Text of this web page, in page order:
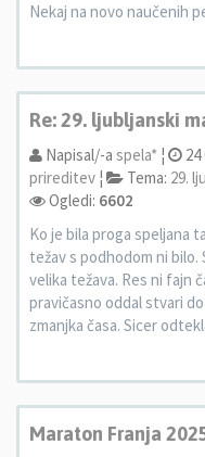
Nekaj na novo naučenih
Re: 29. ljubljanski
Napisal/-a spela* ¦ 24
prireditev ¦ Tema: 29.
Ogledi: 6602
Ko je bila proga speljana
težav s podhodom ni
velika težava. Res ni fajn
pravičasno oddal stvari
zmanjka časa. Sicer
Maraton Franja